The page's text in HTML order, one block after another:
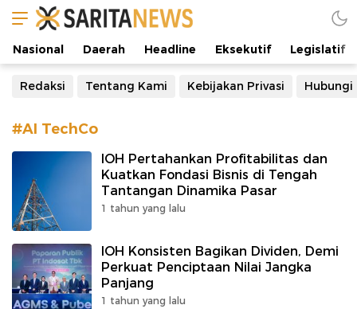
Manifestasi Arus Kebenaran
Nasional Daerah Headline Eksekutif Legislatif
Redaksi Tentang Kami Kebijakan Privasi Hubungi
#AI TechCo
IOH Pertahankan Profitabilitas dan
Kuatkan Fondasi Bisnis di Tengah
Tantangan Dinamika Pasar
1 tahun yang lalu
IOH Konsisten Bagikan Dividen, Demi
Perkuat Penciptaan Nilai Jangka
Panjang
1 tahun yang lalu